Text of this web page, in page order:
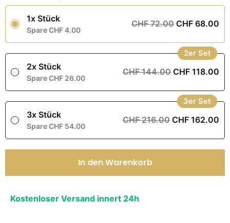
1x Stück
Spare CHF 4.00
CHF 72.00 CHF 68.00
2er Set
2x Stück
Spare CHF 26.00
CHF 144.00 CHF 118.00
3er Set
3x Stück
Spare CHF 54.00
CHF 216.00 CHF 162.00
In den Warenkorb
Kostenloser Versand innert 24h